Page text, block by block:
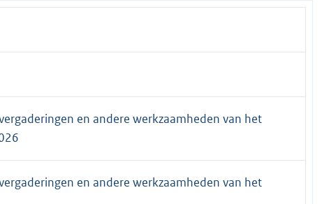
en andere werkzaamheden van het
en andere werkzaamheden van het